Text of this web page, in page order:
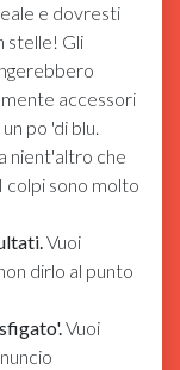
e dovresti
stelle! Gli
accessori
po 'di blu.
nient'altro che
colpi sono molto
Vuoi
dirlo al punto
Vuoi